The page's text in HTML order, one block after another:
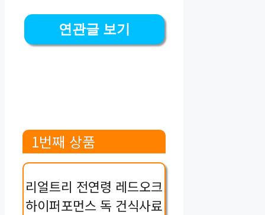
연관글 보기
1번째 상품
리얼트리 전연령 레드오크
하이퍼포먼스 독 건식사료